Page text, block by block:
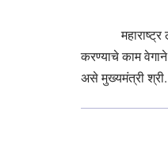
महाराष्ट्र
करण्याचे काम
असे मुख्यमंत्री